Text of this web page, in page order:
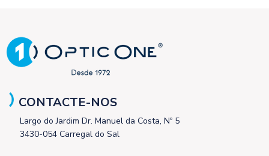
CONTACTE-NOS
Largo do Jardim Dr. Manuel da Costa, Nº 5
3430-054 Carregal do Sal